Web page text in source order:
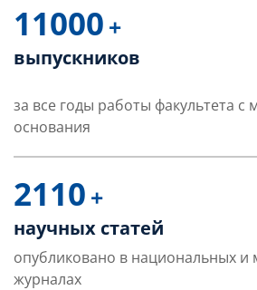
11000 +
выпускников
за все годы работы факультета с
основания
2110 +
научных статей
опубликовано в национальных
журналах